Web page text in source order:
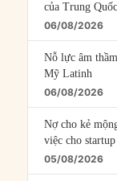
của Trung Quốc
06/08/2026
Nỗ lực âm
Mỹ Latinh
06/08/2026
Nợ cho kẻ
việc cho
05/08/2026